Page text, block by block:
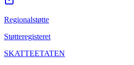
Regionalstøtte
Støtteregisteret
SKATTEETATEN